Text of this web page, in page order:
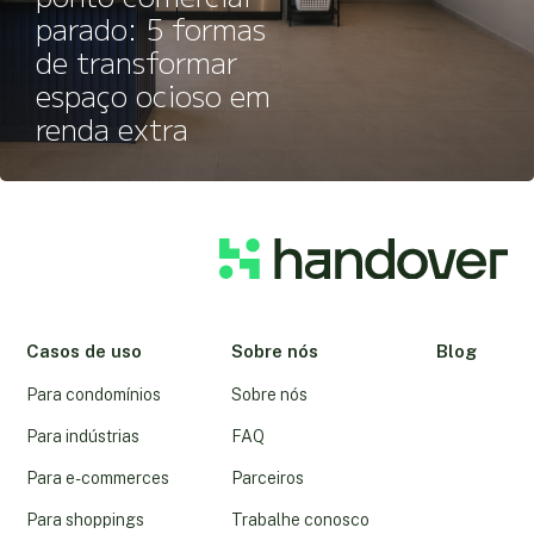
parado: 5 formas
de transformar
espaço ocioso em
renda extra
Casos de uso
Para condomínios
Para indústrias
Para e-commerces
Para shoppings
Sobre nós
Sobre nós
FAQ
Parceiros
Trabalhe conosco
Blog